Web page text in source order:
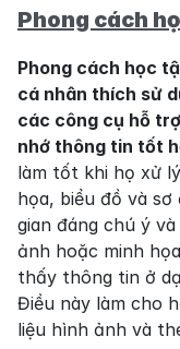
Phong cách
Phong cách học
cá nhân thích sử
các công cụ hỗ
nhớ thông tin tốt
làm tốt khi họ xử
họa, biểu đồ và
gian đáng chú ý
ảnh hoặc minh
thấy thông tin ở
Điều này làm cho
liệu hình ảnh và